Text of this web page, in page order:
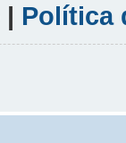
| Política